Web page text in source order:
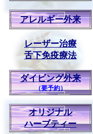
アレルギー外来
レーザー治療
舌下免疫療法
ダイビング外来
（要予約）
オリジナル
ハーブティー